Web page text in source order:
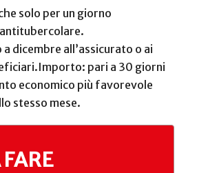
solo per un giorno
dicembre all’assicurato o ai
Importo: pari a 30 giorni
economico più favorevole
stesso mese.